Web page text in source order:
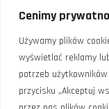
Cenimy
Używamy plików
wyświetlać reklamy
potrzeb
przycisku „Akceptuj
poprawienia,
czasie.
© 2024 Doradztwo